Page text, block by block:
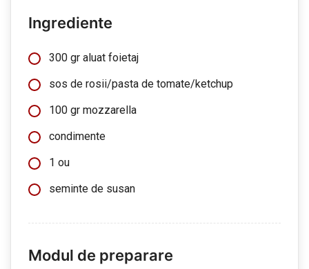
Ingrediente
300 gr aluat foietaj
sos de rosii/pasta de tomate/ketchup
100 gr mozzarella
condimente
1 ou
seminte de susan
Modul de preparare